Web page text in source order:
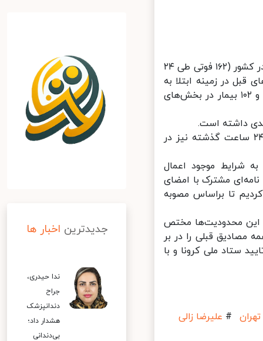
ایسنا: علیرضا زالی با اشاره به افزایش موارد بروز و بویژه مرگ ناشی از کرونا در کشور (۱۶۲ فوتی طی ۲۴
روزهای قبل در زمینه ابتلا به
کرونا رو به افزایش است. به طوری که ۴۲۵ بیمار جدید در بخش‌های عادی و ۱۰۲ بیمار در بخش‌های
فرمانده عملیات مقابله با کرونا در پایتخت ادامه داد: میزان بستری‌ها در ۲۴ ساعت گذشته نیز در
شرایط موجود اعمال
مشترک با امضای
تا براساس مصوبه
این محدودیت‌ها مختص
قبلی را در بر
ستاد ملی کرونا و با
علیرضا زالی
جدیدترین اخبار ها
ندا حیدری،
جراح
دندانپزشک
هشدار داد؛
بی‌دندانی